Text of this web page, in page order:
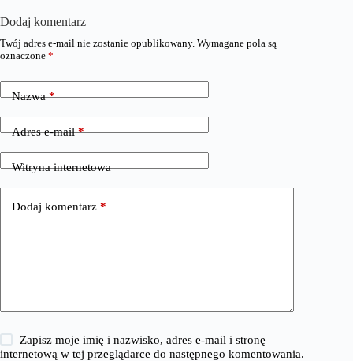
Dodaj komentarz
Twój adres e-mail nie zostanie opublikowany. Wymagane pola są
oznaczone *
Nazwa*
Adres e-mail*
Witryna internetowa
Dodaj komentarz *
Zapisz moje imię i nazwisko, adres e-mail i stronę
internetową w tej przeglądarce do następnego komentowania.